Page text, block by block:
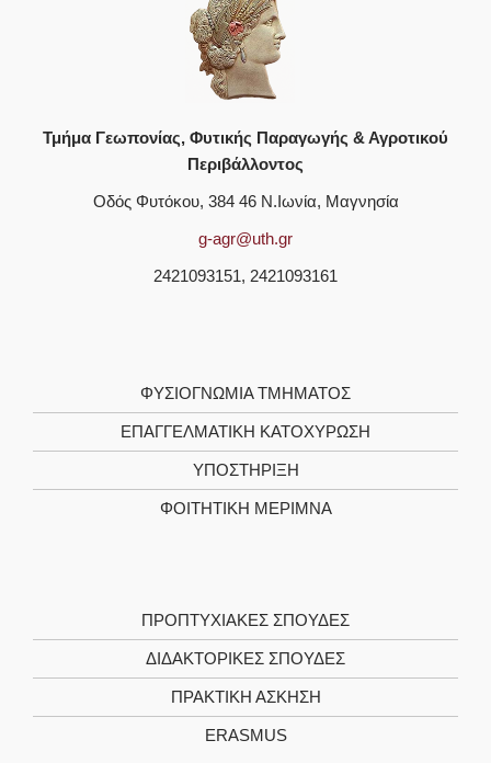
Τμήμα Γεωπονίας, Φυτικής Παραγωγής & Αγροτικού
Περιβάλλοντος
Οδός Φυτόκου, 384 46 Ν.Ιωνία, Μαγνησία
g-agr@uth.gr
2421093151, 2421093161
ΦΥΣΙΟΓΝΩΜΙΑ ΤΜΗΜΑΤΟΣ
ΕΠΑΓΓΕΛΜΑΤΙΚΗ ΚΑΤΟΧΥΡΩΣΗ
ΥΠΟΣΤΗΡΙΞΗ
ΦΟΙΤΗΤΙΚΗ ΜΕΡΙΜΝΑ
ΠΡΟΠΤΥΧΙΑΚΕΣ ΣΠΟΥΔΕΣ
ΔΙΔΑΚΤΟΡΙΚΕΣ ΣΠΟΥΔΕΣ
ΠΡΑΚΤΙΚΗ ΑΣΚΗΣΗ
ERASMUS